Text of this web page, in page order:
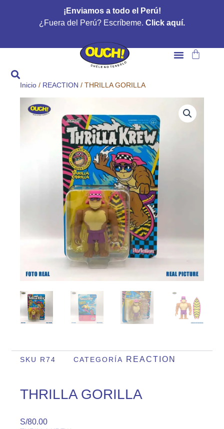
¡Enviamos a todo el Perú!
¿Fuera del Perú? Escríbeme. Click aquí.
Carrito
Inicio / REACTION / THRILLA GORILLA
SKU R74 CATEGORÍA REACTION
THRILLA GORILLA
S/80.00